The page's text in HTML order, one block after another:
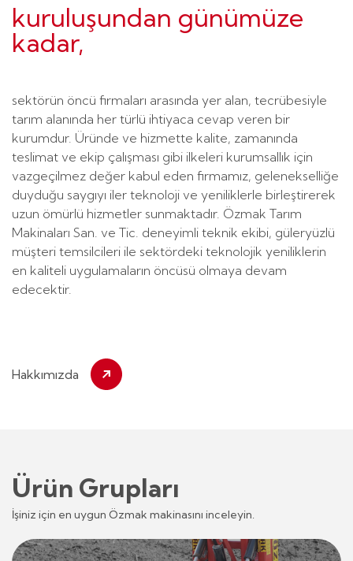
kuruluşundan günümüze
kadar,
sektörün öncü firmaları arasında yer alan, tecrübesiyle
tarım alanında her türlü ihtiyaca cevap veren bir
kurumdur. Üründe ve hizmette kalite, zamanında
teslimat ve ekip çalışması gibi ilkeleri kurumsallık için
vazgeçilmez değer kabul eden firmamız, gelenekselliğe
duyduğu saygıyı iler teknoloji ve yeniliklerle birleştirerek
uzun ömürlü hizmetler sunmaktadır. Özmak Tarım
Makinaları San. ve Tic. deneyimli teknik ekibi, güleryüzlü
müşteri temsilcileri ile sektördeki teknolojik yeniliklerin
en kaliteli uygulamaların öncüsü olmaya devam
edecektir.
Hakkımızda
Ürün Grupları
İşiniz için en uygun Özmak makinasını inceleyin.